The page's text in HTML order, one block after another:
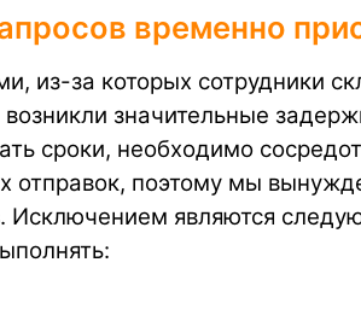
временно
из-за которых сотрудники
значительные
сроки, необходимо
отправок, поэтому мы
Исключением являются